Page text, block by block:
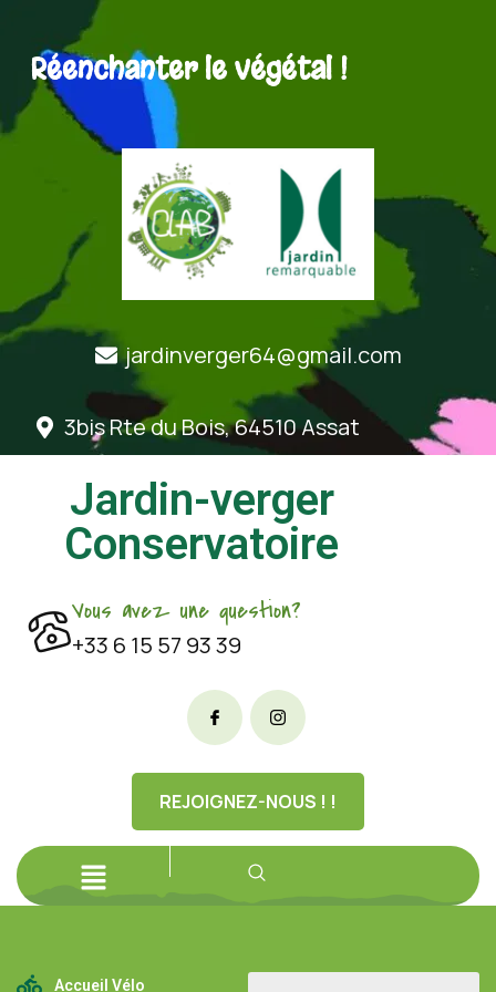
Réenchanter le végétal !
jardinverger64@gmail.com
3bis Rte du Bois, 64510 Assat
Jardin-verger
Conservatoire
Vous avez une question?
+33 6 15 57 93 39
REJOIGNEZ-NOUS ! !
Accueil Vélo